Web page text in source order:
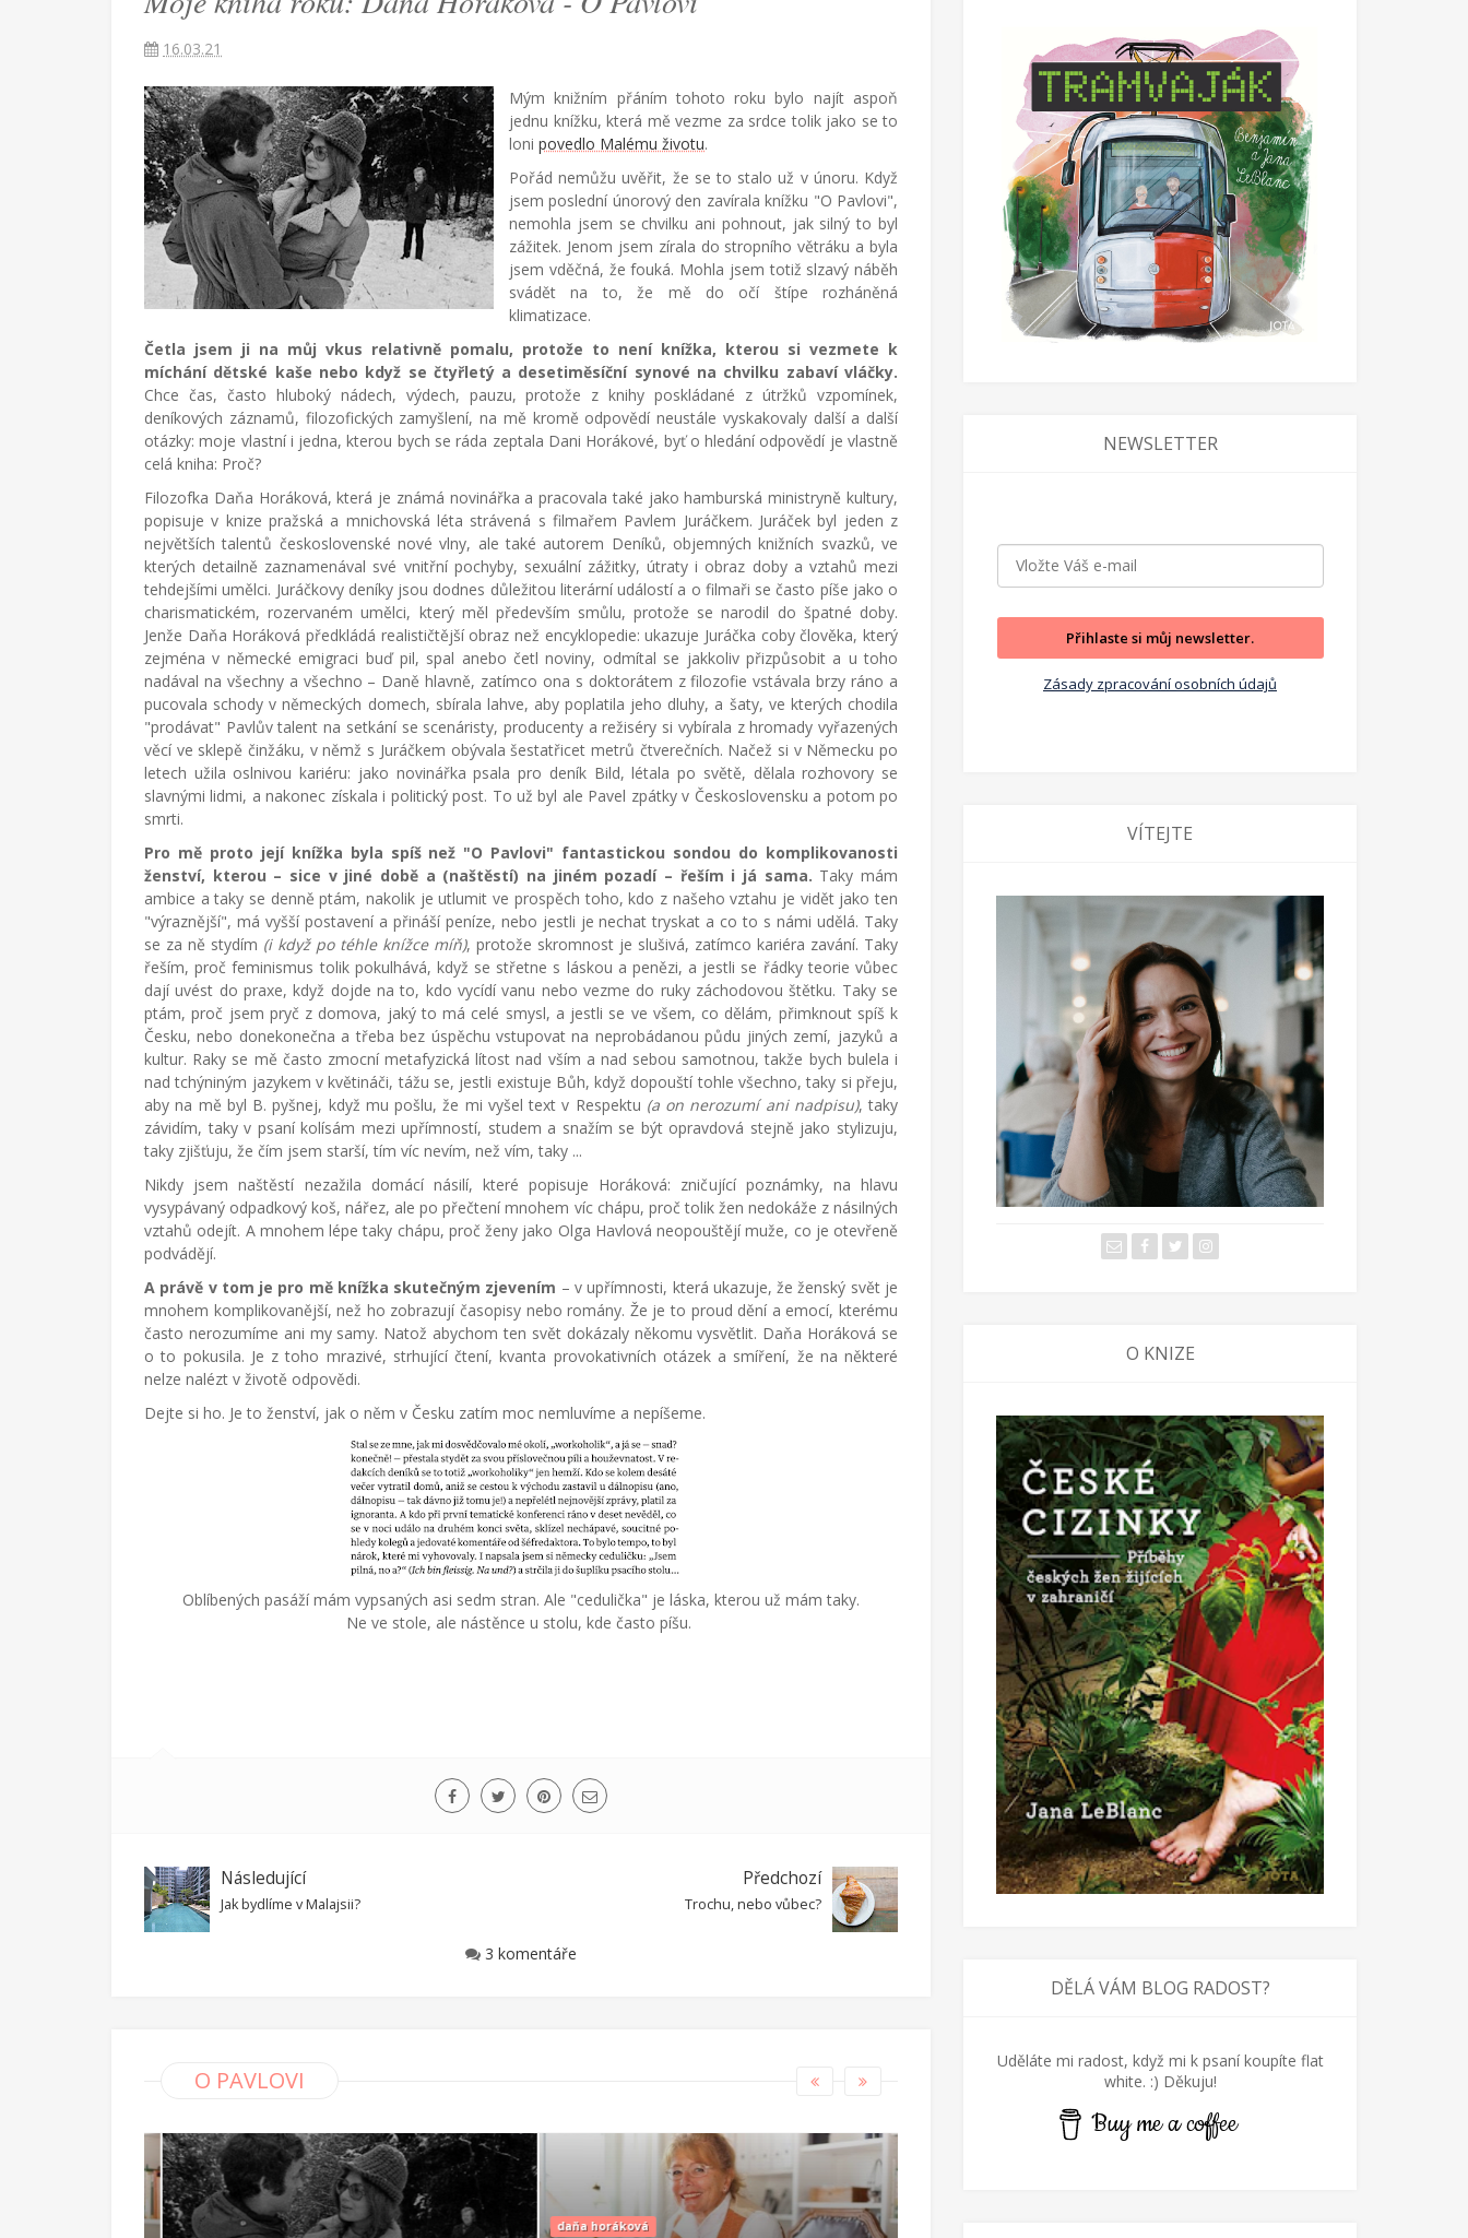
Pavlovi
Češka
provdaná
Američana
žijící
Turecku
cizích
zemích,
mateřství
radostech
všednodenního
života.
16.03.21
Mým knižním přáním tohoto roku bylo najít aspoň
jednu knížku, která mě vezme za srdce tolik jako se to
loni povedlo Malému životu.
Pořád nemůžu uvěřit, že se to stalo už v únoru. Když
jsem poslední únorový den zavírala knížku "O Pavlovi",
nemohla jsem se chvilku ani pohnout, jak silný to byl
zážitek. Jenom jsem zírala do stropního větráku a byla
jsem vděčná, že fouká. Mohla jsem totiž slzavý náběh
svádět na to, že mě do očí štípe rozháněná
klimatizace.
Četla jsem ji na můj vkus relativně pomalu, protože to není knížka, kterou si vezmete k
míchání dětské kaše nebo když se čtyřletý a desetiměsíční synové na chvilku zabaví vláčky.
Chce čas, často hluboký nádech, výdech, pauzu, protože z knihy poskládané z útržků vzpomínek,
deníkových záznamů, filozofických zamyšlení, na mě kromě odpovědí neustále vyskakovaly další a další
otázky: moje vlastní i jedna, kterou bych se ráda zeptala Dani Horákové, byť o hledání odpovědí je vlastně
celá kniha: Proč?
Filozofka Daňa Horáková, která je známá novinářka a pracovala také jako hamburská ministryně kultury,
popisuje v knize pražská a mnichovská léta strávená s filmařem Pavlem Juráčkem. Juráček byl jeden z
největších talentů československé nové vlny, ale také autorem Deníků, objemných knižních svazků, ve
kterých detailně zaznamenával své vnitřní pochyby, sexuální zážitky, útraty i obraz doby a vztahů mezi
tehdejšími umělci. Juráčkovy deníky jsou dodnes důležitou literární událostí a o filmaři se často píše jako o
charismatickém, rozervaném umělci, který měl především smůlu, protože se narodil do špatné doby.
Jenže Daňa Horáková předkládá realističtější obraz než encyklopedie: ukazuje Juráčka coby člověka, který
zejména v německé emigraci buď pil, spal anebo četl noviny, odmítal se jakkoliv přizpůsobit a u toho
nadával na všechny a všechno – Daně hlavně, zatímco ona s doktorátem z filozofie vstávala brzy ráno a
pucovala schody v německých domech, sbírala lahve, aby poplatila jeho dluhy, a šaty, ve kterých chodila
"prodávat" Pavlův talent na setkání se scenáristy, producenty a režiséry si vybírala z hromady vyřazených
věcí ve sklepě činžáku, v němž s Juráčkem obývala šestatřicet metrů čtverečních. Načež si v Německu po
letech užila oslnivou kariéru: jako novinářka psala pro deník Bild, létala po světě, dělala rozhovory se
slavnými lidmi, a nakonec získala i politický post. To už byl ale Pavel zpátky v Československu a potom po
smrti.
Pro mě proto její knížka byla spíš než "O Pavlovi" fantastickou sondou do komplikovanosti
ženství, kterou – sice v jiné době a (naštěstí) na jiném pozadí – řeším i já sama. Taky mám
ambice a taky se denně ptám, nakolik je utlumit ve prospěch toho, kdo z našeho vztahu je vidět jako ten
"výraznější", má vyšší postavení a přináší peníze, nebo jestli je nechat tryskat a co to s námi udělá. Taky
se za ně stydím (i když po téhle knížce míň), protože skromnost je slušivá, zatímco kariéra zavání. Taky
řeším, proč feminismus tolik pokulhává, když se střetne s láskou a penězi, a jestli se řádky teorie vůbec
dají uvést do praxe, když dojde na to, kdo vycídí vanu nebo vezme do ruky záchodovou štětku. Taky se
ptám, proč jsem pryč z domova, jaký to má celé smysl, a jestli se ve všem, co dělám, přimknout spíš k
Česku, nebo donekonečna a třeba bez úspěchu vstupovat na neprobádanou půdu jiných zemí, jazyků a
kultur. Raky se mě často zmocní metafyzická lítost nad vším a nad sebou samotnou, takže bych bulela i
nad tchýniným jazykem v květináči, tážu se, jestli existuje Bůh, když dopouští tohle všechno, taky si přeju,
aby na mě byl B. pyšnej, když mu pošlu, že mi vyšel text v Respektu (a on nerozumí ani nadpisu), taky
závidím, taky v psaní kolísám mezi upřímností, studem a snažím se být opravdová stejně jako stylizuju,
taky zjišťuju, že čím jsem starší, tím víc nevím, než vím, taky ...
Nikdy jsem naštěstí nezažila domácí násilí, které popisuje Horáková: zničující poznámky, na hlavu
vysypávaný odpadkový koš, nářez, ale po přečtení mnohem víc chápu, proč tolik žen nedokáže z násilných
vztahů odejít. A mnohem lépe taky chápu, proč ženy jako Olga Havlová neopouštějí muže, co je otevřeně
podvádějí.
A právě v tom je pro mě knížka skutečným zjevením – v upřímnosti, která ukazuje, že ženský svět je
mnohem komplikovanější, než ho zobrazují časopisy nebo romány. Že je to proud dění a emocí, kterému
často nerozumíme ani my samy. Natož abychom ten svět dokázaly někomu vysvětlit. Daňa Horáková se
o to pokusila. Je z toho mrazivé, strhující čtení, kvanta provokativních otázek a smíření, že na některé
nelze nalézt v životě odpovědi.
Dejte si ho. Je to ženství, jak o něm v Česku zatím moc nemluvíme a nepíšeme.
Oblíbených pasáží mám vypsaných asi sedm stran. Ale "cedulička" je láska, kterou už mám taky.
Ne ve stole, ale nástěnce u stolu, kde často píšu.
Následující
Jak bydlíme v Malajsii?
Předchozí
Trochu, nebo vůbec?
3 komentáře
O PAVLOVI
daňa horáková
NEWSLETTER
Přihlaste si můj newsletter.
Zásady zpracování osobních údajů
VÍTEJTE
O KNIZE
DĚLÁ VÁM BLOG RADOST?
Uděláte mi radost, když mi k psaní koupíte flat
white. :) Děkuju!
Buy me a coffee